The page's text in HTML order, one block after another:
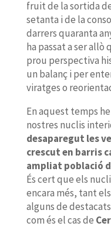
fruit de la sortida
setanta i de la
darrers quaranta
ha passat a ser allò
prou perspectiva
un balanç i per
viratges o
En aquest temps
nostres nuclis
desaparegut les
crescut en barris
ampliat població
És cert que els
encara més, tant
alguns de
com és el cas de